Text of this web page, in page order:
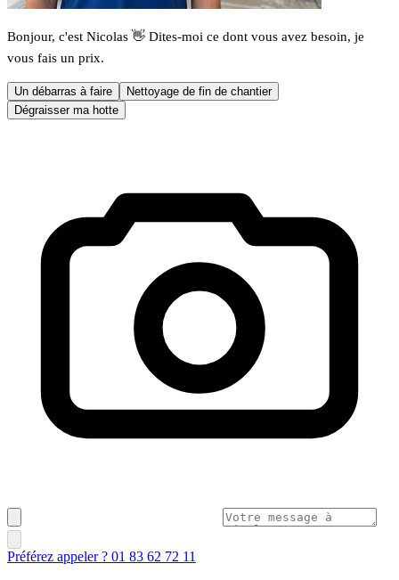
Bonjour, c'est Nicolas 👋 Dites-moi ce dont vous avez besoin, je
vous fais un prix.
Un débarras à faire
Nettoyage de fin de chantier
Dégraisser ma hotte
Préférez appeler ? 01 83 62 72 11